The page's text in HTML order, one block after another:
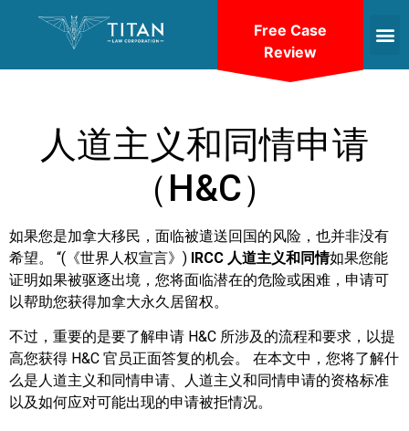
人道主义和同情申请
（H&C）
如果您是加拿大移民，面临被遣送回国的风险，也并非没有
希望。 “(《世界人权宣言》) IRCC 人道主义和同情如果您能
证明如果被驱逐出境，您将面临潜在的危险或困难，申请可
以帮助您获得加拿大永久居留权。
不过，重要的是要了解申请 H&C 所涉及的流程和要求，以提
高您获得 H&C 官员正面答复的机会。 在本文中，您将了解什
么是人道主义和同情申请、人道主义和同情申请的资格标准
以及如何应对可能出现的申请被拒情况。
Free Case
Review